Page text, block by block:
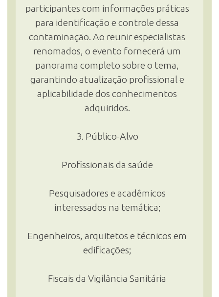
participantes com informações práticas
para identificação e controle dessa
contaminação. Ao reunir especialistas
renomados, o evento fornecerá um
panorama completo sobre o tema,
garantindo atualização profissional e
aplicabilidade dos conhecimentos
adquiridos.
3. Público-Alvo
Profissionais da saúde
Pesquisadores e acadêmicos
interessados na temática;
Engenheiros, arquitetos e técnicos em
edificações;
Fiscais da Vigilância Sanitária